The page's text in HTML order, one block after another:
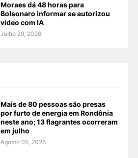
Moraes dá 48 horas para
Bolsonaro informar se autorizou
vídeo com IA
Julho 29, 2026
Mais de 80 pessoas são presas
por furto de energia em Rondônia
neste ano; 13 flagrantes ocorreram
em julho
Agosto 05, 2026